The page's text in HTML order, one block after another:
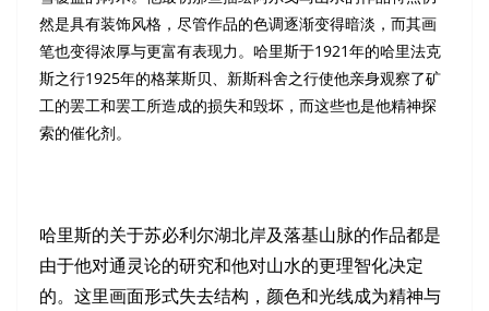
然是具有装饰风格，尽管作品的色调逐渐变得暗淡，而其画
笔也变得浓厚与更富有表现力。哈里斯于1921年的哈里法克
斯之行1925年的格莱斯贝、新斯科舍之行使他亲身观察了矿
工的罢工和罢工所造成的损失和毁坏，而这些也是他精神探
索的催化剂。
哈里斯的关于苏必利尔湖北岸及落基山脉的作品都是
由于他对通灵论的研究和他对山水的更理智化决定
的。这里画面形式失去结构，颜色和光线成为精神与